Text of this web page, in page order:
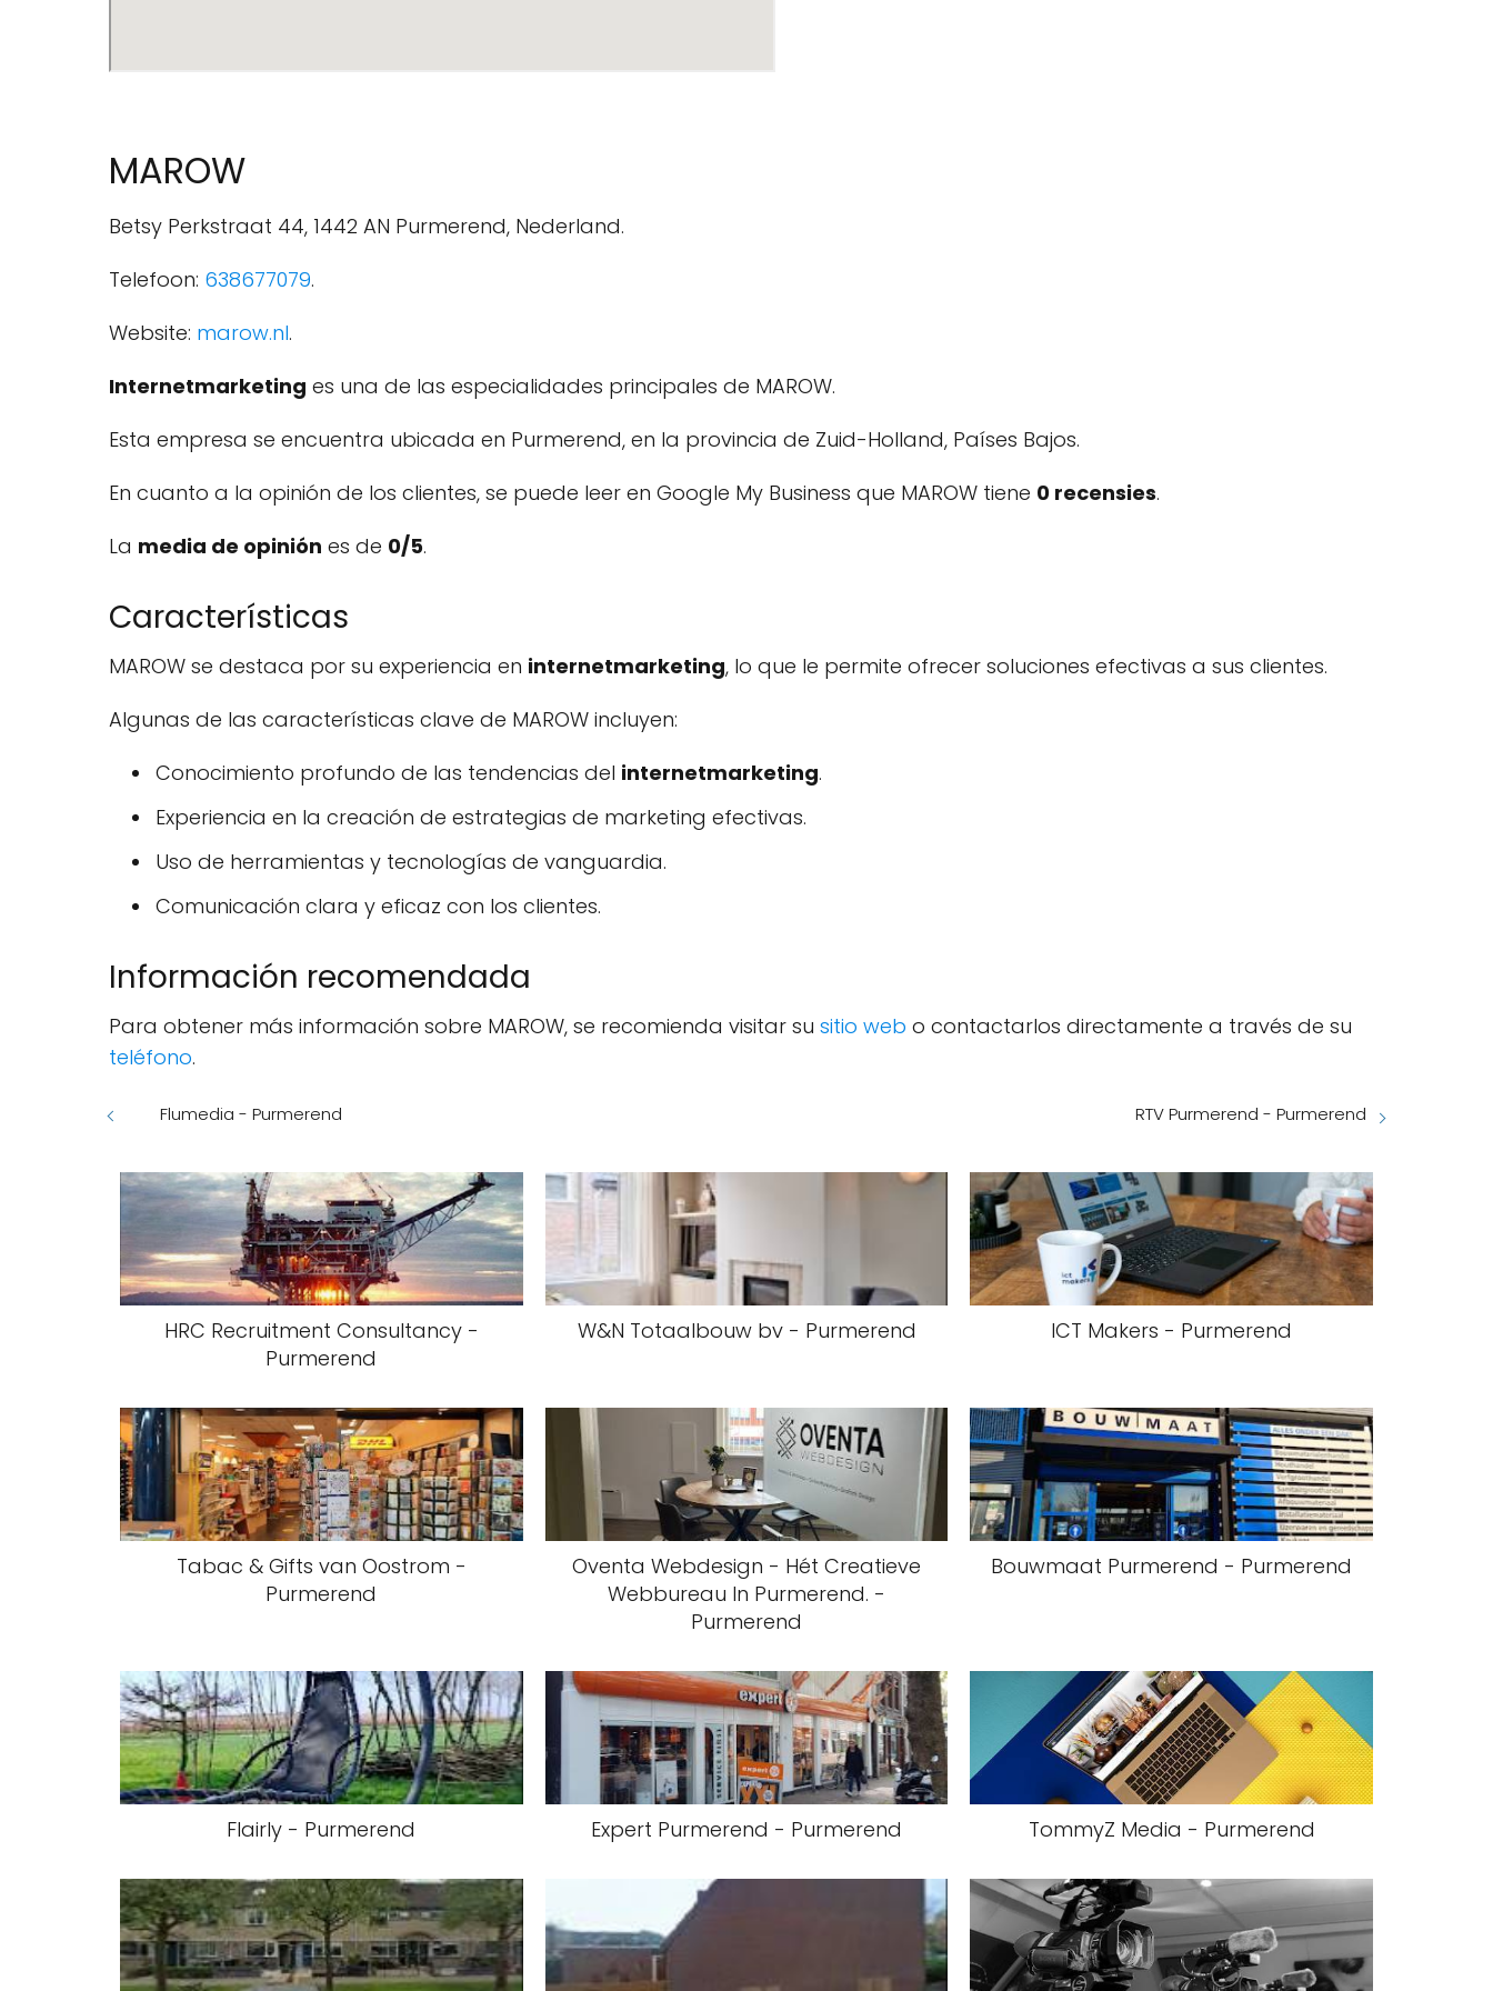
MAROW
Betsy Perkstraat 44, 1442 AN Purmerend, Nederland.
Telefoon: 638677079.
Website: marow.nl.
Internetmarketing es una de las especialidades principales de MAROW.
Esta empresa se encuentra ubicada en Purmerend, en la provincia de Zuid-Holland, Países Bajos.
En cuanto a la opinión de los clientes, se puede leer en Google My Business que MAROW tiene 0 recensies.
La media de opinión es de 0/5.
Características
MAROW se destaca por su experiencia en internetmarketing, lo que le permite ofrecer soluciones efectivas a sus clientes.
Algunas de las características clave de MAROW incluyen:
Conocimiento profundo de las tendencias del internetmarketing.
Experiencia en la creación de estrategias de marketing efectivas.
Uso de herramientas y tecnologías de vanguardia.
Comunicación clara y eficaz con los clientes.
Información recomendada
Para obtener más información sobre MAROW, se recomienda visitar su sitio web o contactarlos directamente a través de su
teléfono.
Flumedia - Purmerend RTV Purmerend - Purmerend
HRC Recruitment Consultancy -
Purmerend
W&N Totaalbouw bv - Purmerend ICT Makers - Purmerend
Tabac & Gifts van Oostrom -
Purmerend
Oventa Webdesign - Hét Creatieve
Webbureau In Purmerend. -
Purmerend
Bouwmaat Purmerend - Purmerend
Flairly - Purmerend Expert Purmerend - Purmerend TommyZ Media - Purmerend